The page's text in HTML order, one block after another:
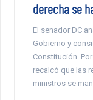
derecha se
El senador DC
Gobierno y
Constitución.
recalcó que las
ministros se